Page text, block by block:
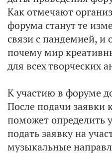
Как отмечают
форума станут те
связи с пандемией, и
почему мир
для всех творческих
К участию в форуме
После подачи заявки
поможет определить
подать заявку на
музыкальные